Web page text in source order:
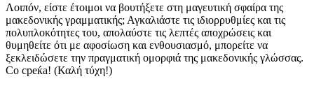
Λοιπόν, είστε έτοιμοι να βουτήξετε στη μαγευτική σφαίρα της
μακεδονικής γραμματικής; Αγκαλιάστε τις ιδιορρυθμίες και τις
πολυπλοκότητες του, απολαύστε τις λεπτές αποχρώσεις και
θυμηθείτε ότι με αφοσίωση και ενθουσιασμό, μπορείτε να
ξεκλειδώσετε την πραγματική ομορφιά της μακεδονικής γλώσσας.
Со среќа! (Καλή τύχη!)